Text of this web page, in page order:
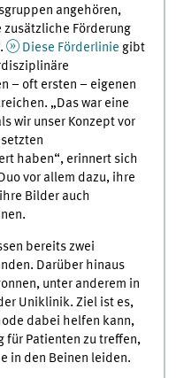
angehören,
Förderung
Diese Förderlinie gibt
– oft ersten – eigenen
„Das war eine
wir unser Konzept vor
haben“, erinnert sich
vor allem dazu, ihre
Bilder auch
bereits zwei
Darüber hinaus
unter anderem in
Uniklinik. Ziel ist es,
dabei helfen kann,
für Patienten zu treffen,
in den Beinen leiden.